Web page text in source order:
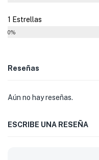
1 Estrellas
0%
Reseñas
Aún no hay reseñas.
ESCRIBE UNA RESEÑA